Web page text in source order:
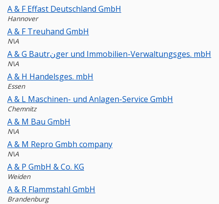
A & F Effast Deutschland GmbH
Hannover
A & F Treuhand GmbH
N\A
A & G Bautrنger und Immobilien-Verwaltungsges. mbH
N\A
A & H Handelsges. mbH
Essen
A & L Maschinen- und Anlagen-Service GmbH
Chemnitz
A & M Bau GmbH
N\A
A & M Repro Gmbh company
N\A
A & P GmbH & Co. KG
Weiden
A & R Flammstahl GmbH
Brandenburg